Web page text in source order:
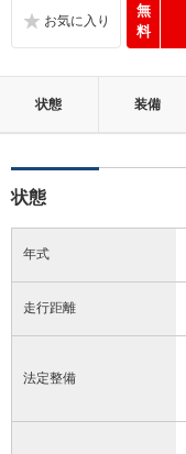
無
料
状態 装備
状態
年式
走行距離
法定整備